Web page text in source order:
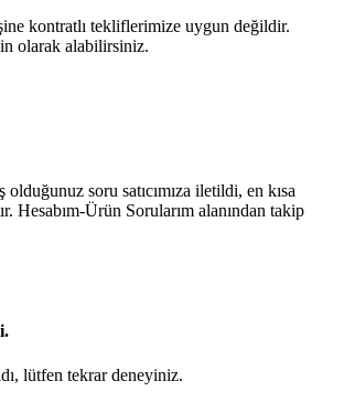
kontratlı tekliflerimize uygun değildir.
olarak alabilirsiniz.
soru satıcımıza iletildi, en kısa
Hesabım-Ürün Sorularım alanından takip
lütfen tekrar deneyiniz.